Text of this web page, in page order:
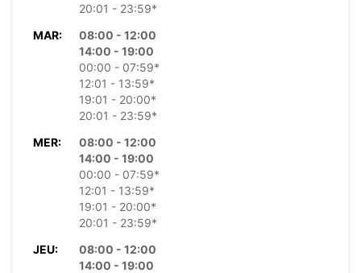
20:01 - 23:59*
MAR:
08:00 - 12:00
14:00 - 19:00
00:00 - 07:59*
12:01 - 13:59*
19:01 - 20:00*
20:01 - 23:59*
MER:
08:00 - 12:00
14:00 - 19:00
00:00 - 07:59*
12:01 - 13:59*
19:01 - 20:00*
20:01 - 23:59*
JEU:
08:00 - 12:00
14:00 - 19:00